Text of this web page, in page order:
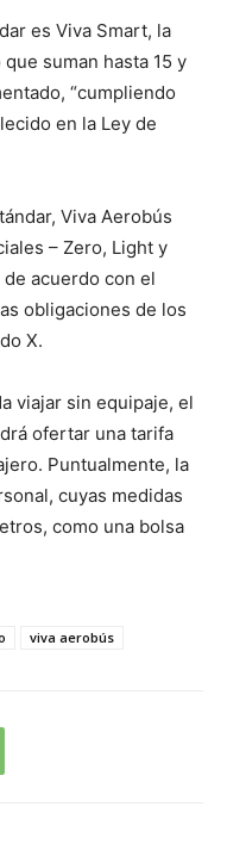
es Viva Smart, la
suman hasta 15 y
“cumpliendo
en la Ley de
Viva Aerobús
– Zero, Light y
acuerdo con el
obligaciones de los
X.
viajar sin equipaje, el
ofertar una tarifa
Puntualmente, la
cuyas medidas
como una bolsa
viva aerobús